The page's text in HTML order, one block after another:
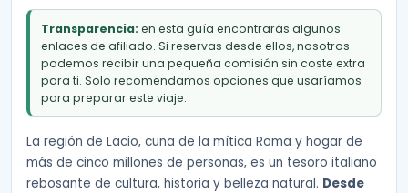
Transparencia: en esta guía encontrarás algunos
enlaces de afiliado. Si reservas desde ellos, nosotros
podemos recibir una pequeña comisión sin coste extra
para ti. Solo recomendamos opciones que usaríamos
para preparar este viaje.
La región de Lacio, cuna de la mítica Roma y hogar de
más de cinco millones de personas, es un tesoro italiano
rebosante de cultura, historia y belleza natural. Desde